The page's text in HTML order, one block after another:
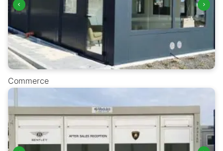
Commerce